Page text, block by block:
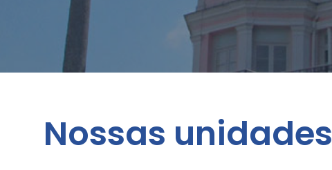
Nossas unidades